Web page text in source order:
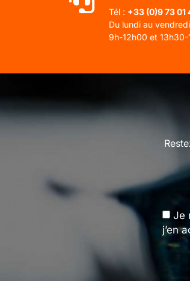
Tél : +33 (0)9 73 01
Du lundi au vendredi
9h-12h00 et 13h30-
Je
j’en